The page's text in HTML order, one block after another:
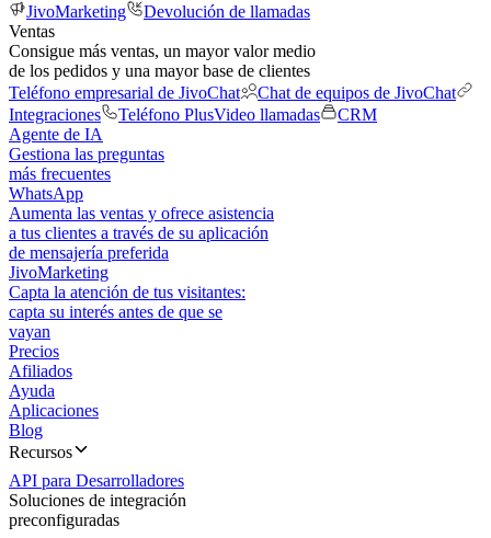
JivoMarketing
Devolución de llamadas
Ventas
Consigue más ventas, un mayor valor medio
de los pedidos y una mayor base de clientes
Teléfono empresarial de JivoChat
Chat de equipos de JivoChat
Integraciones
Teléfono PlusVideo llamadas
CRM
Agente de IA
Gestiona las preguntas
más frecuentes
WhatsApp
Aumenta las ventas y ofrece asistencia
a tus clientes a través de su aplicación
de mensajería preferida
JivoMarketing
Capta la atención de tus visitantes:
capta su interés antes de que se
vayan
Precios
Afiliados
Ayuda
Aplicaciones
Blog
Recursos
API para Desarrolladores
Soluciones de integración
preconfiguradas